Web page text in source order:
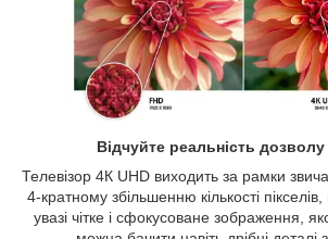
Відчуйте реальність
Телевізор 4К UHD виходить за рамки
4-кратному збільшенню кількості
увазі чітке і сфокусоване зображення,